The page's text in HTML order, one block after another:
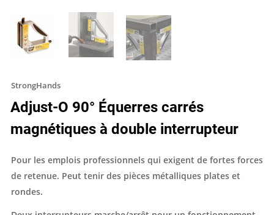
StrongHands
Adjust-O 90° Équerres carrés
magnétiques à double interrupteur
Pour les emplois professionnels qui exigent de fortes forces
de retenue. Peut tenir des pièces métalliques plates et
rondes.